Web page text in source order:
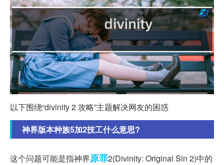
以下围绕“divinity 2 攻略”主题解决网友的困惑
神界版本种族5加2技工什么意思?
这个问题可能是指神界原罪2(Divinity: Original Sin 2)中的